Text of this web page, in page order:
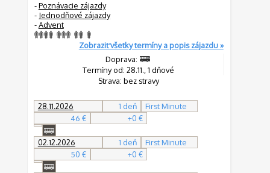
-Poznávacie zájazdy
- Jednodňové zájazdy
-Advent
Zobraziť všetky termíny a popis zájazdu »
Doprava:
Termíny od: 28.11., 1 dňové
Strava: bez stravy
28.11.2026 1 deň
First Minute
46 €
+0 €
02.12.2026 1 deň
First Minute
50 €
+0 €